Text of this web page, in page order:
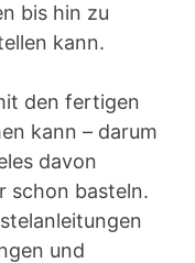
bis hin zu
kann.
den fertigen
kann – darum
davon
schon basteln.
und